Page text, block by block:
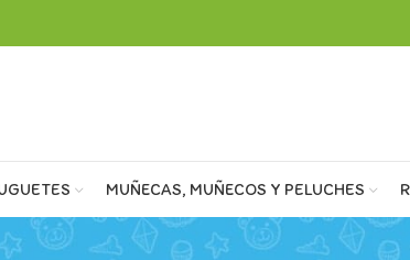
MUÑECAS, MUÑECOS Y PELUCHES